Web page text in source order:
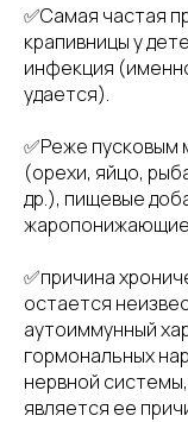
✅Самая частая
крапивницы у
инфекция
удается).
✅Реже пусковым
(орехи, яйцо,
др.), пищевые
✅причина
остается
аутоиммунный
гормональных
нервной
является ее